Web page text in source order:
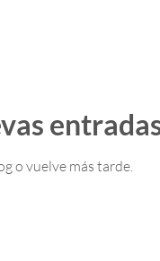
o vuelve más tarde.